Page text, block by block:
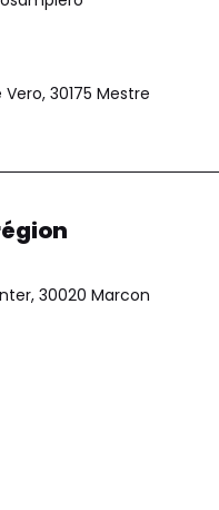
Vero,30175 Mestre
30020 Marcon